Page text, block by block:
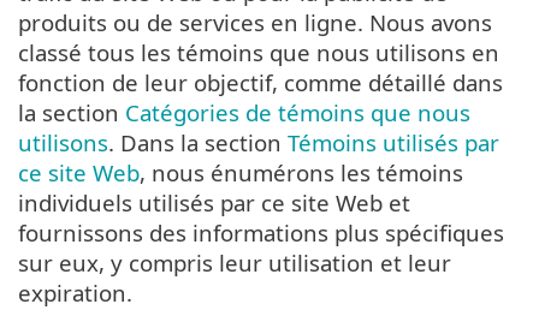
produits ou de services en ligne. Nous avons
classé tous les témoins que nous utilisons en
fonction de leur objectif, comme détaillé dans
la section Catégories de témoins que nous
utilisons. Dans la section Témoins utilisés par
ce site Web, nous énumérons les témoins
individuels utilisés par ce site Web et
fournissons des informations plus spécifiques
sur eux, y compris leur utilisation et leur
expiration.